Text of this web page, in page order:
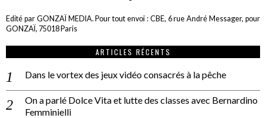
Edité par GONZAÏ MEDIA. Pour tout envoi : CBE, 6 rue André Messager, pour
GONZAÏ, 75018 Paris
ARTICLES RÉCENTS
Dans le vortex des jeux vidéo consacrés à la pêche
On a parlé Dolce Vita et lutte des classes avec Bernardino
Femminielli